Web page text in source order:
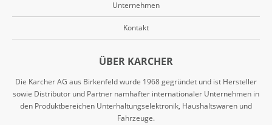
Unternehmen
Kontakt
ÜBER KARCHER
Die Karcher AG aus Birkenfeld wurde 1968 gegründet und ist Hersteller
sowie Distributor und Partner namhafter internationaler Unternehmen in
den Produktbereichen Unterhaltungselektronik, Haushaltswaren und
Fahrzeuge.